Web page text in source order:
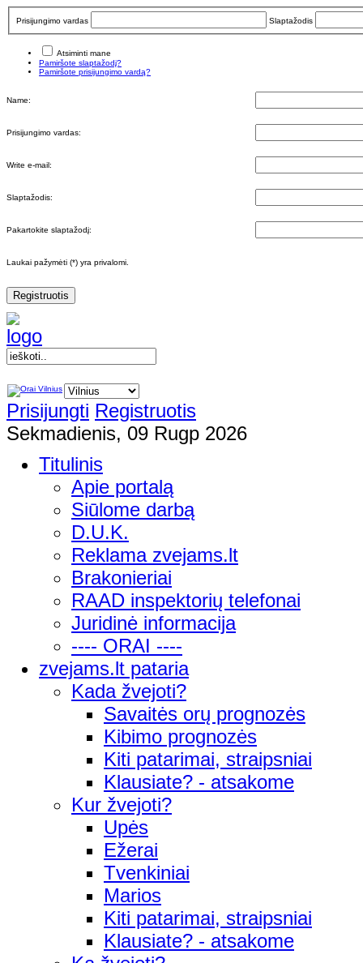
Prisijungimo vardas Slaptažodis
Atsiminti mane
Pamiršote slaptažodį?
Pamiršote prisijungimo vardą?
Name:
Prisijungimo vardas:
Write e-mail:
Slaptažodis:
Pakartokite slaptažodį:
Laukai pažymėti (*) yra privalomi.
Registruotis
Prisijungti Registruotis
Sekmadienis, 09 Rugp 2026
Titulinis
Apie portalą
Siūlome darbą
D.U.K.
Reklama zvejams.lt
Brakonieriai
RAAD inspektorių telefonai
Juridinė informacija
---- ORAI ----
zvejams.lt pataria
Kada žvejoti?
Savaitės orų prognozės
Kibimo prognozės
Kiti patarimai, straipsniai
Klausiate? - atsakome
Kur žvejoti?
Upės
Ežerai
Tvenkiniai
Marios
Kiti patarimai, straipsniai
Klausiate? - atsakome